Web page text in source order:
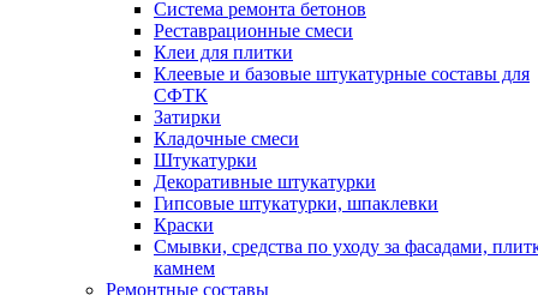
Cистема ремонта бетонов
Реставрационные смеси
Клеи для плитки
Клеевые и базовые штукатурные составы для
СФТК
Затирки
Кладочные смеси
Штукатурки
Декоративные штукатурки
Гипсовые штукатурки, шпаклевки
Краски
Смывки, средства по уходу за фасадами,
камнем
Ремонтные составы